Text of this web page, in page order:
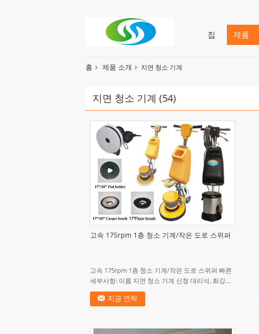
집 제품
홈 제품 소개 지면 청소 기계
지면 청소 기계 (54)
고속 175rpm 1층 청소 기계/작은 도로 스위퍼
고속 175rpm 1층 청소 기계/작은 도로 스위퍼 빠른
세부사항: 이름 지면 청소 기계 신청 대리석, 화강암,
테라조, 구체적인 지면 유형 XJ-17/10-1.5 기능 청소
하고, ...지금 연락